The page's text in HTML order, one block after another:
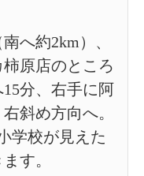
へ約2km）、
原店のところ
分、右手に阿
斜め方向へ。
学校が見えた
す。